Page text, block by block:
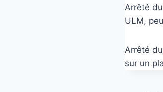
Arrêté
ULM,
Arrêté
sur un